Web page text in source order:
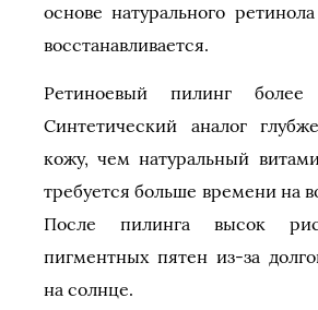
основе натурального
восстанавливается.
Ретиноевый пилинг более
Синтетический аналог
кожу, чем натуральный
требуется больше времени на
После пилинга высок
пигментных пятен из-за
на солнце.